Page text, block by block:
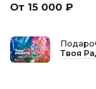
От 15 000 ₽
Твоя